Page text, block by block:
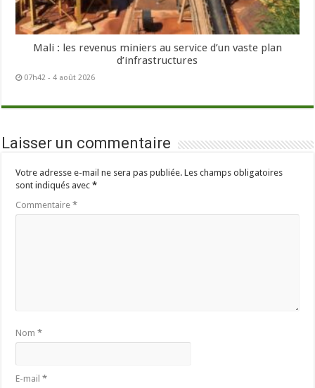
Mali : les revenus miniers au service d’un vaste plan
d’infrastructures
07h42 - 4 août 2026
Laisser un commentaire
Votre adresse e-mail ne sera pas publiée. Les champs obligatoires
sont indiqués avec*
Commentaire*
Nom*
E-mail*